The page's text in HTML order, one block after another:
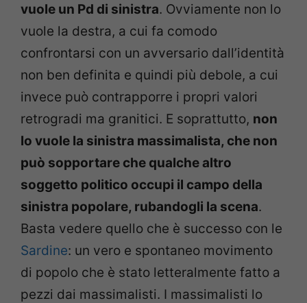
vuole un Pd di sinistra. Ovviamente non lo
vuole la destra, a cui fa comodo
confrontarsi con un avversario dall’identità
non ben definita e quindi più debole, a cui
invece può contrapporre i propri valori
retrogradi ma granitici. E soprattutto, non
lo vuole la sinistra massimalista, che non
può sopportare che qualche altro
soggetto politico occupi il campo della
sinistra popolare, rubandogli la scena.
Basta vedere quello che è successo con le
Sardine: un vero e spontaneo movimento
di popolo che è stato letteralmente fatto a
pezzi dai massimalisti. I massimalisti lo